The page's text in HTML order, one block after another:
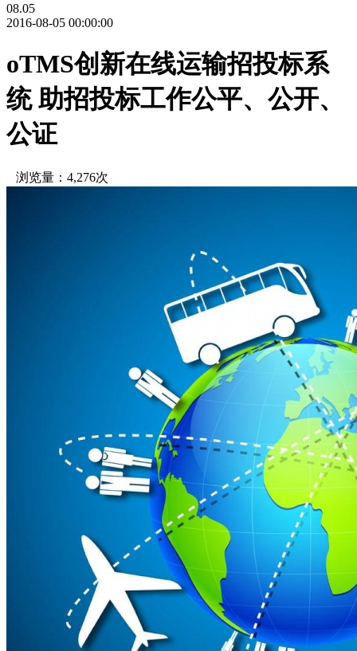
08.05
2016-08-05 00:00:00
oTMS创新在线运输招投标系
统 助招投标工作公平、公开、
公证
浏览量：4,276次